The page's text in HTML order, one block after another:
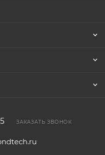
ЗАКАЗАТЬ ЗВОНОК